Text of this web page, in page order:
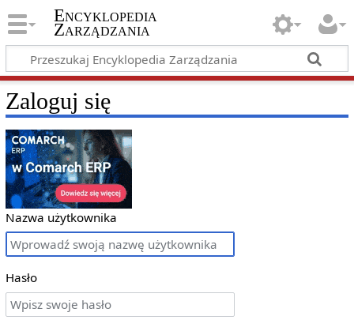
Encyklopedia
Zarządzania
Zaloguj się
Nazwa użytkownika
Hasło